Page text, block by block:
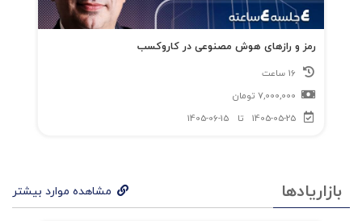
رمز و رازهای هوش مصنوعی در کاروکسب
7,000,000 تومان
1405-05-25
تا 1405-06-15
بازاریادها مشاهده موارد بیشتر